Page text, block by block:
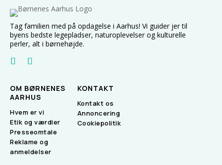
Tag familien med på opdagelse i Aarhus! Vi guider jer til
byens bedste legepladser, naturoplevelser og kulturelle
perler, alt i børnehøjde.
OM BØRNENES
AARHUS
Hvem er vi
Etik og værdier
Presseomtale
Reklame og
anmeldelser
KONTAKT
Kontakt os
Annoncering
Cookiepolitik